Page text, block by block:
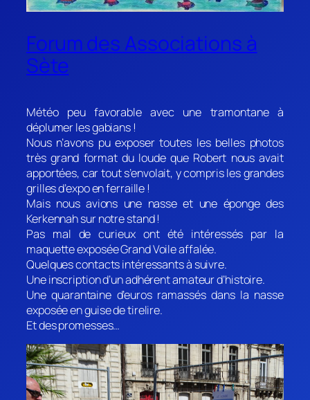
Forum des Associations à
Sète
Météo peu favorable avec une tramontane à
déplumer les gabians !
Nous n’avons pu exposer toutes les belles photos
très grand format du loude que Robert nous avait
apportées, car tout s’envolait, y compris les grandes
grilles d’expo en ferraille !
Mais nous avions une nasse et une éponge des
Kerkennah sur notre stand !
Pas mal de curieux ont été intéressés par la
maquette exposée Grand Voile affalée.
Quelques contacts intéressants à suivre.
Une inscription d’un adhérent amateur d’histoire.
Une quarantaine d’euros ramassés dans la nasse
exposée en guise de tirelire.
Et des promesses…